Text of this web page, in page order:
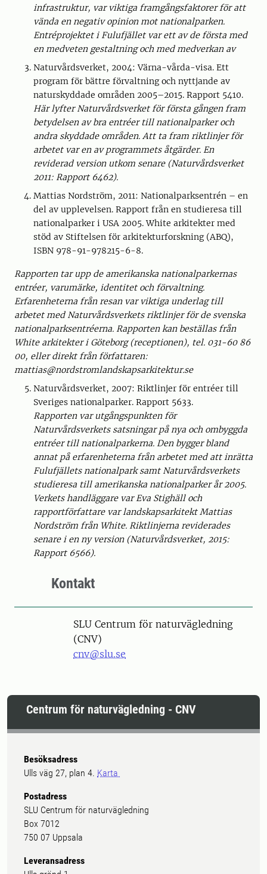
infrastruktur, var viktiga framgångsfaktorer för att
vända en negativ opinion mot nationalparken.
Entréprojektet i Fulufjället var ett av de första med
en medveten gestaltning och med medverkan av
Naturvårdsverket, 2004: Värna-vårda-visa. Ett
program för bättre förvaltning och nyttjande av
naturskyddade områden 2005–2015. Rapport 5410.
Här lyfter Naturvårdsverket för första gången fram
betydelsen av bra entréer till nationalparker och
andra skyddade områden. Att ta fram riktlinjer för
arbetet var en av programmets åtgärder. En
reviderad version utkom senare (Naturvårdsverket
2011: Rapport 6462).
Mattias Nordström, 2011: Nationalparksentrén – en
del av upplevelsen. Rapport från en studieresa till
nationalparker i USA 2005. White arkitekter med
stöd av Stiftelsen för arkitekturforskning (ABQ),
ISBN 978-91-978215-6-8.
Rapporten tar upp de amerikanska nationalparkernas
entréer, varumärke, identitet och förvaltning.
Erfarenheterna från resan var viktiga underlag till
arbetet med Naturvårdsverkets riktlinjer för de svenska
nationalparksentréerna. Rapporten kan beställas från
White arkitekter i Göteborg (receptionen), tel. 031-60 86
00, eller direkt från författaren:
mattias@nordstromlandskapsarkitektur.se
Naturvårdsverket, 2007: Riktlinjer för entréer till
Sveriges nationalparker. Rapport 5633.
Rapporten var utgångspunkten för
Naturvårdsverkets satsningar på nya och ombyggda
entréer till nationalparkerna. Den bygger bland
annat på erfarenheterna från arbetet med att inrätta
Fulufjällets nationalpark samt Naturvårdsverkets
studieresa till amerikanska nationalparker år 2005.
Verkets handläggare var Eva Stighäll och
rapportförfattare var landskapsarkitekt Mattias
Nordström från White. Riktlinjerna reviderades
senare i en ny version (Naturvårdsverket, 2015:
Rapport 6566).
Kontakt
SLU Centrum för naturvägledning
(CNV)
cnv@slu.se
Centrum för naturvägledning - CNV
Besöksadress
Ulls väg 27, plan 4. Karta
Postadress
SLU Centrum för naturvägledning
Box 7012
750 07 Uppsala
Leveransadress